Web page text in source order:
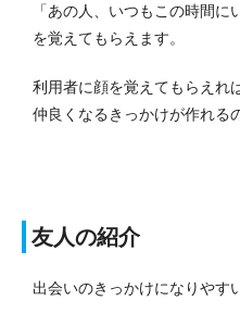
「あの人、いつもこの時間
を覚えてもらえます。
利用者に顔を覚えてもらえれ
仲良くなるきっかけが作れる
友人の紹介
出会いのきっかけになりやす